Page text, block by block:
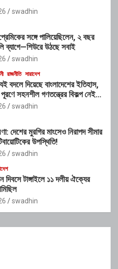
swadhin
সঙ্গে পালিয়েছিলেন, ২ বছর
ব্যাগে—শিউরে উঠছে সবাই
swadhin
রাজনীতি সারাদেশ
বদলে দিয়েছে বাংলাদেশের ইতিহাস,
সহনশীল গণতন্ত্রের বিকল্প নেই” :
swadhin
দেশের মুরগির মাংসেও নিরাপদ সীমার
উপস্থিতি!
swadhin
টাঙ্গাইলে ১১ দলীয় ঐক্যের
swadhin